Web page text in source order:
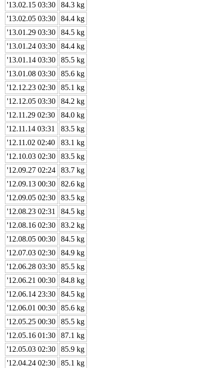
'13.02.15 03:30
84.3 kg
'13.02.05 03:30
84.4 kg
'13.01.29 03:30
84.5 kg
'13.01.24 03:30
84.4 kg
'13.01.14 03:30
85.5 kg
'13.01.08 03:30
85.6 kg
'12.12.23 02:30
85.1 kg
'12.12.05 03:30
84.2 kg
'12.11.29 02:30
84.0 kg
'12.11.14 03:31
83.5 kg
'12.11.02 02:40
83.1 kg
'12.10.03 02:30
83.5 kg
'12.09.27 02:24
83.7 kg
'12.09.13 00:30
82.6 kg
'12.09.05 02:30
83.5 kg
'12.08.23 02:31
84.5 kg
'12.08.16 02:30
83.2 kg
'12.08.05 00:30
84.5 kg
'12.07.03 02:30
84.9 kg
'12.06.28 03:30
85.5 kg
'12.06.21 00:30
84.8 kg
'12.06.14 23:30
84.5 kg
'12.06.01 00:30
85.6 kg
'12.05.25 00:30
85.5 kg
'12.05.16 01:30
87.1 kg
'12.05.03 02:30
85.9 kg
'12.04.24 02:30
85.1 kg